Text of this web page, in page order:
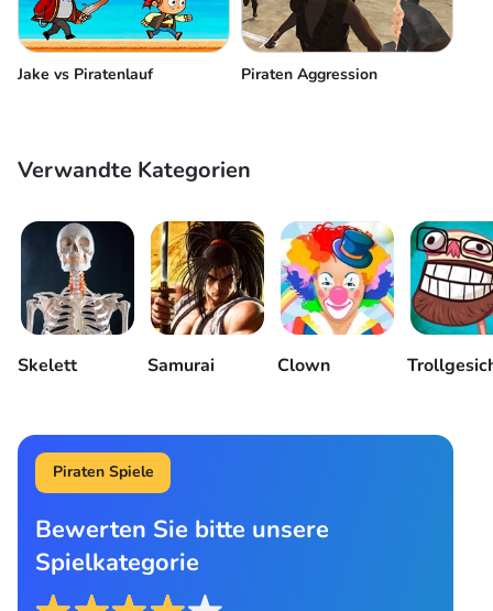
Jake vs Piratenlauf Piraten Aggression
Verwandte Kategorien
Skelett Samurai Clown
Piraten Spiele
Bewerten Sie bitte unsere
Spielkategorie